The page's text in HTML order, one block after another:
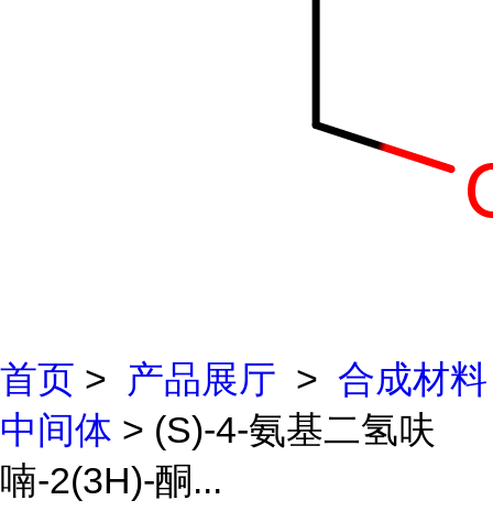
首页 > 产品展厅 > 合成材料
中间体 > (S)-4-氨基二氢呋
喃-2(3H)-酮...